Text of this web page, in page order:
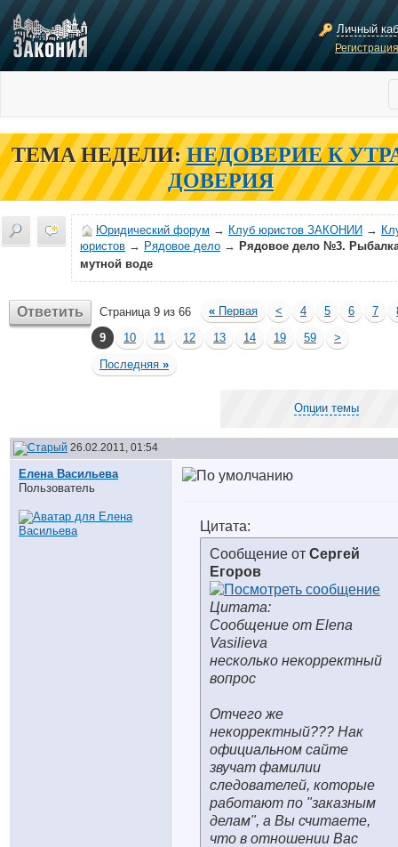
Личный
ТЕМА НЕДЕЛИ: НЕДОВЕРИЕ К
ДОВЕРИЯ
Юридический форум → Клуб юристов ЗАКОНИИ →
юристов → Рядовое дело → Рядовое дело №3.
мутной воде
Ответить Страница 9 из 66 « Первая < 4 5 6 7
9
10 11 12 13 14 19 59
>
Последняя »
Опции темы
26.02.2011, 01:54
Елена Васильева
Пользователь
Цитата:
Сообщение от Сергей
Егоров
Цитата:
Сообщение от Elena
Vasilieva
несколько некорректный
вопрос
Отчего же
некорректный??? Нак
официальном сайте
звучат фамилии
следователей, которые
работают по "заказным
делам", а Вы считаете,
что в отношении Вас